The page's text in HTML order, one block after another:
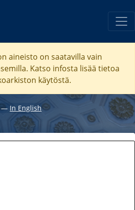
aineisto on saatavilla vain
Katso infosta lisää tietoa
käytöstä.
― In English